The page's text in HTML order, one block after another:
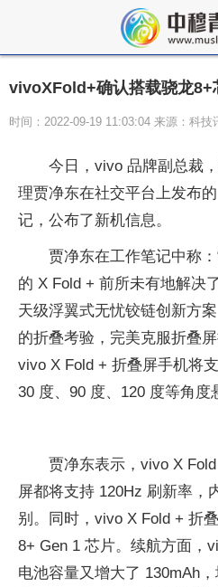
vivoXFold+确认搭载骁龙8+
时间：2022-09-19 11:03:04 来源：科技
今日，vivo 品牌副总裁
理贾净东在社交平台上发布
记，公布了新机信息。
贾净东在工作笔记中称
的 X Fold + 前所未有地解决
天级浮翼式无忧铰链创新方
的折叠考验，完美克服折叠
vivo X Fold + 折叠屏手机将
30 度、90 度、120 度等角度
贾净东表示，vivo X
屏都将支持 120Hz 刷新率，
别。同时，vivo X Fold + 折
8+ Gen 1 芯片。续航方面，
电池容量又增大了 130mAh